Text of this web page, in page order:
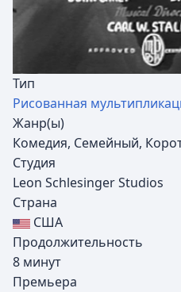
Тип
Рисованная
Жанр(ы)
Комедия, Семейный,
Студия
Leon Schlesinger Studios
Страна
США
Продолжительность
8 минут
Премьера